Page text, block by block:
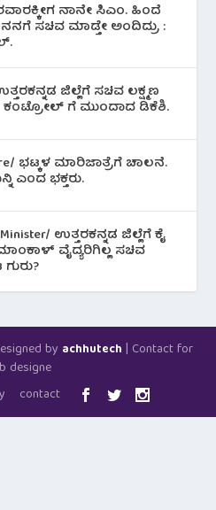
ನಾನೇ ಸಿಎಂ. ಹಿಂದೆ
ಸಚಿವ ಮಾಡ್ತೇ ಅಂದಿದ್ರು :
ಜಿಲ್ಲೆಗೆ ಸಚಿವ ಲಕ್ಷ್ಮಣ
ಕಂಟ್ರೋಲ್ ಗೆ ಮುಂದಾದ ಡಿಕೆಶಿ.
ಭಟ್ಕಳ ಮಾರಿಜಾತ್ರೆಗೆ ಚಾಲನೆ.
ಎಂದ ಭಕ್ತರು.
ಉತ್ತರಕನ್ನಡ ಜಿಲ್ಲೆಗೆ ಕೈ
ವೈದ್ಯರಿಗಿಲ್ಲ ಸಚಿವ
by achhutech | Contact for
designe
contact